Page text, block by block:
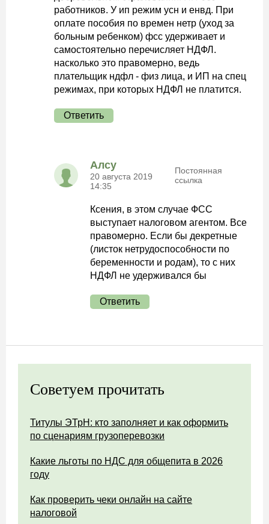
работников. У ип режим усн и енвд. При
оплате пособия по времен нетр (уход за
больным ребенком) фсс удерживает и
самостоятельно перечисляет НДФЛ.
насколько это правомерно, ведь
плательщик ндфл - физ лица, и ИП на спец
режимах, при которых НДФЛ не платится.
Ответить
Алсу
20 августа 2019
14:35
Постоянная
ссылка
Ксения, в этом случае ФСС
выступает налоговом агентом. Все
правомерно. Если бы декретные
(листок нетрудоспособности по
беременности и родам), то с них
НДФЛ не удерживался бы
Ответить
Советуем прочитать
Титулы ЭТрН: кто заполняет и как оформить
по сценариям грузоперевозки
Какие льготы по НДС для общепита в 2026
году
Как проверить чеки онлайн на сайте
налоговой